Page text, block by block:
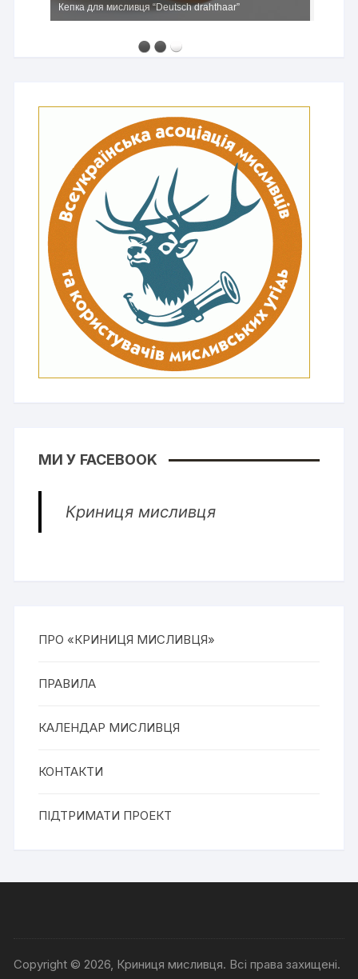
Кепка для мисливця “Deutsch drahthaar”
МИ У FACEBOOK
Криниця мисливця
ПРО «КРИНИЦЯ МИСЛИВЦЯ»
ПРАВИЛА
КАЛЕНДАР МИСЛИВЦЯ
КОНТАКТИ
ПІДТРИМАТИ ПРОЕКТ
Copyright © 2026, Криниця мисливця. Всі права захищені.